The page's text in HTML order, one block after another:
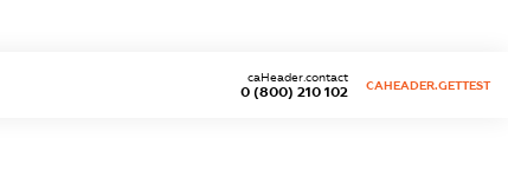
0 (800) 210 102
caHeader.contact
CAHEADER.GETTEST